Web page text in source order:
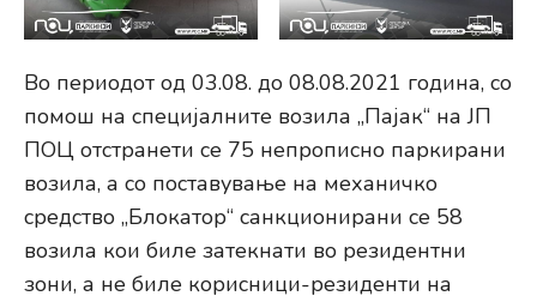
Во периодот од 03.08. до 08.08.2021 година, со
помош на специјалните возила „Пајак“ на ЈП
ПОЦ отстранети се 75 непрописно паркирани
возила, а со поставување на механичко
средство „Блокатор“ санкционирани се 58
возила кои биле затекнати во резидентни
зони, а не биле корисници-резиденти на